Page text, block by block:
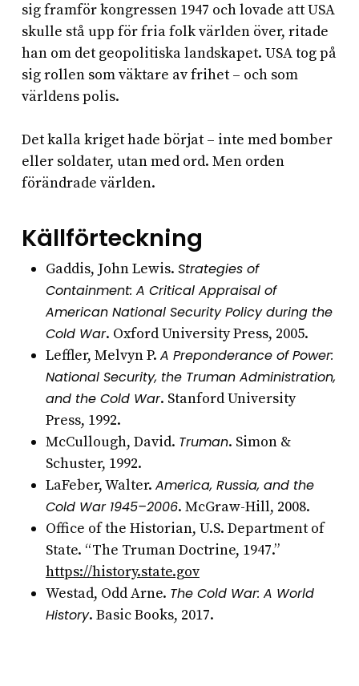
sig framför kongressen 1947 och lovade att USA
skulle stå upp för fria folk världen över, ritade
han om det geopolitiska landskapet. USA tog på
sig rollen som väktare av frihet – och som
världens polis.
Det kalla kriget hade börjat – inte med bomber
eller soldater, utan med ord. Men orden
förändrade världen.
Källförteckning
Gaddis, John Lewis. Strategies of
Containment: A Critical Appraisal of
American National Security Policy during the
Cold War. Oxford University Press, 2005.
Leffler, Melvyn P. A Preponderance of Power:
National Security, the Truman Administration,
and the Cold War. Stanford University
Press, 1992.
McCullough, David. Truman. Simon &
Schuster, 1992.
LaFeber, Walter. America, Russia, and the
Cold War 1945–2006. McGraw-Hill, 2008.
Office of the Historian, U.S. Department of
State. “The Truman Doctrine, 1947.”
https://history.state.gov
Westad, Odd Arne. The Cold War: A World
History. Basic Books, 2017.